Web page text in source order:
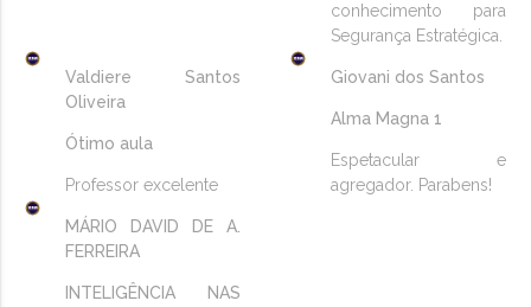
conhecimento para
Segurança Estratégica.
Valdiere Santos
Oliveira
Ótimo aula
Professor excelente
Giovani dos Santos
Alma Magna 1
Espetacular e
agregador. Parabens!
MÁRIO DAVID DE A.
FERREIRA
INTELIGÊNCIA NAS